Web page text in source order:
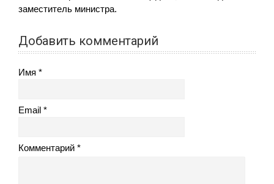
заместитель министра.
Добавить комментарий
Имя
Email
Комментарий